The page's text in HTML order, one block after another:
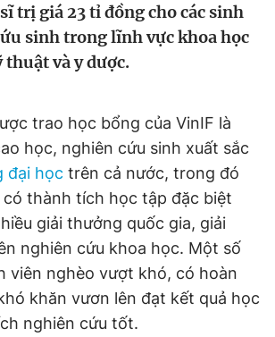
Magazine
Bạn cần biết
Liên hệ quảng cáo
trên điện thoại
trị giá 23 tỉ đồng cho các sinh
sinh trong lĩnh vực khoa học
thuật và y dược.
trao học bổng của VinIF là
học, nghiên cứu sinh xuất sắc
đại học trên cả nước, trong đó
có thành tích học tập đặc biệt
giải thưởng quốc gia, giải
nghiên cứu khoa học. Một số
viên nghèo vượt khó, có hoàn
khăn vươn lên đạt kết quả học
nghiên cứu tốt.